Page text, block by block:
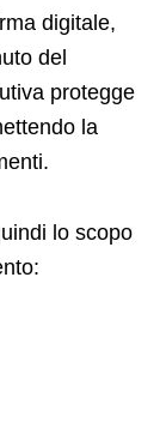
digitale,
del
protegge
la
lo scopo